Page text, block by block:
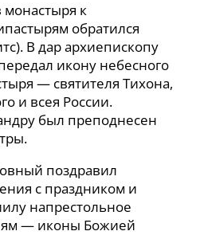
к
обратился
В дар архиепископу
икону небесного
— святителя Тихона,
и всея России.
был преподнесен
поздравил
с праздником и
напрестольное
— иконы Божией